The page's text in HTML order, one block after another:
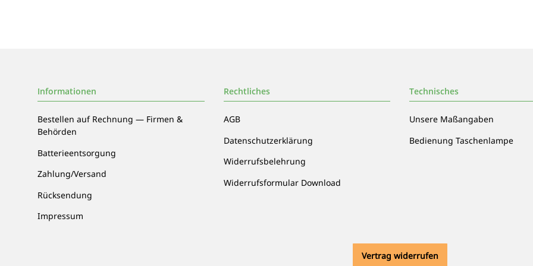
Informationen
Bestellen auf Rechnung — Firmen &
Behörden
Batterieentsorgung
Zahlung/Versand
Rücksendung
Impressum
Rechtliches
AGB
Datenschutzerklärung
Widerrufsbelehrung
Widerrufsformular Download
Technisches
Unsere Maßangaben
Bedienung Taschenlampe
Vertrag widerrufen